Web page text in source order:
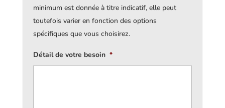
minimum est donnée à titre indicatif, elle peut
toutefois varier en fonction des options
spécifiques que vous choisirez.
Détail de votre besoin *